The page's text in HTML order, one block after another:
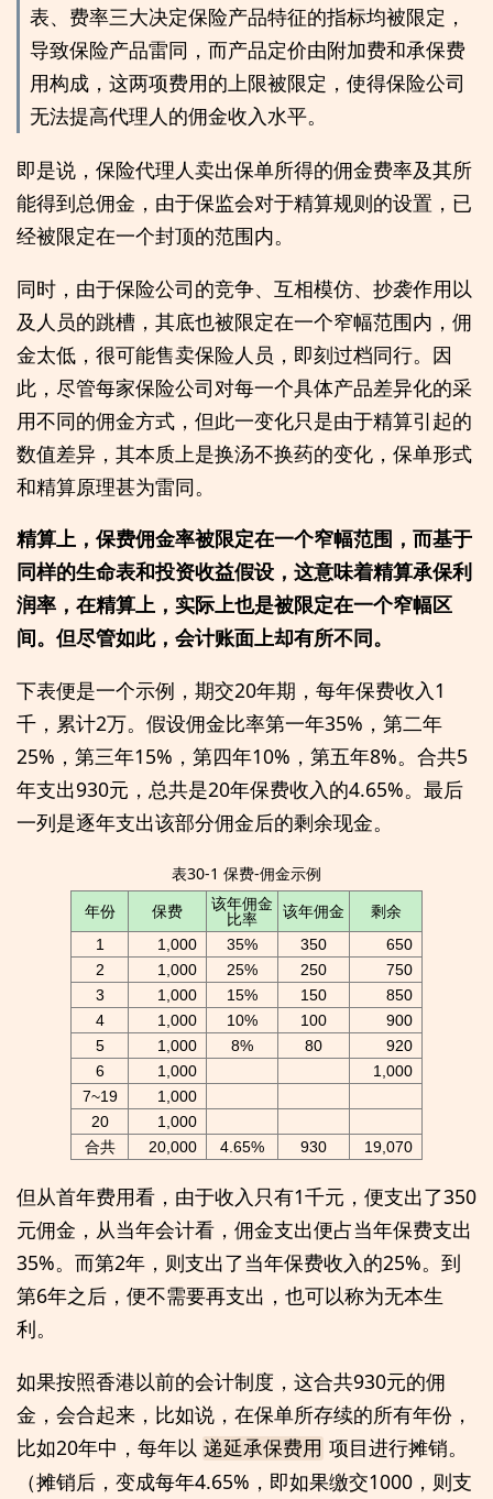
表、费率三大决定保险产品特征的指标均被限定，
导致保险产品雷同，而产品定价由附加费和承保费
用构成，这两项费用的上限被限定，使得保险公司
无法提高代理人的佣金收入水平。
即是说，保险代理人卖出保单所得的佣金费率及其所
能得到总佣金，由于保监会对于精算规则的设置，已
经被限定在一个封顶的范围内。
同时，由于保险公司的竞争、互相模仿、抄袭作用以
及人员的跳槽，其底也被限定在一个窄幅范围内，佣
金太低，很可能售卖保险人员，即刻过档同行。因
此，尽管每家保险公司对每一个具体产品差异化的采
用不同的佣金方式，但此一变化只是由于精算引起的
数值差异，其本质上是换汤不换药的变化，保单形式
和精算原理甚为雷同。
精算上，保费佣金率被限定在一个窄幅范围，而基于
同样的生命表和投资收益假设，这意味着精算承保利
润率，在精算上，实际上也是被限定在一个窄幅区
间。但尽管如此，会计账面上却有所不同。
下表便是一个示例，期交20年期，每年保费收入1
千，累计2万。假设佣金比率第一年35%，第二年
25%，第三年15%，第四年10%，第五年8%。合共5
年支出930元，总共是20年保费收入的4.65%。最后
一列是逐年支出该部分佣金后的剩余现金。
表30-1 保费-佣金示例
年份
保费 该年佣金
比率 该年佣金 剩余
1 1,000 35% 350
650
2
1,000 25% 250
750
3
1,000 15% 150
850
4
1,000 10% 100
900
5
1,000 8% 80
920
6
1,000
1,000
7~19
1,000
20
1,000
合共
20,000 4.65% 930 19,070
但从首年费用看，由于收入只有1千元，便支出了350
元佣金，从当年会计看，佣金支出便占当年保费支出
35%。而第2年，则支出了当年保费收入的25%。到
第6年之后，便不需要再支出，也可以称为无本生
利。
如果按照香港以前的会计制度，这合共930元的佣
金，会合起来，比如说，在保单所存续的所有年份，
比如20年中，每年以 递延承保费用 项目进行摊销。
（摊销后，变成每年4.65%，即如果缴交1000，则支